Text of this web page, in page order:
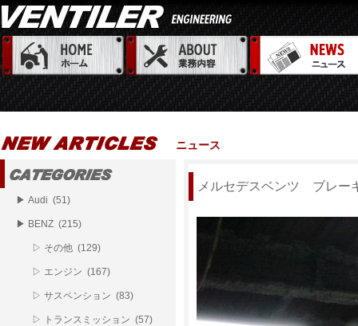
ニュース
メルセデスベンツ ブレー
▶ Audi (51)
▶ BENZ (215)
▷ その他 (129)
▷ エンジン (167)
▷ サスペンション (83)
▷ トランスミッション (57)